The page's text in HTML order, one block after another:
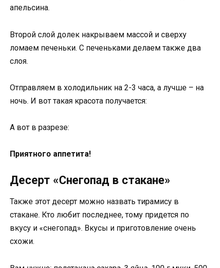
апельсина.
Второй слой долек накрываем массой и сверху
ломаем печеньки. С печеньками делаем также два
слоя.
Отправляем в холодильник на 2-3 часа, а лучше – на
ночь. И вот такая красота получается:
А вот в разрезе:
Приятного аппетита!
Десерт «Снегопад в стакане»
Также этот десерт можно назвать тирамису в
стакане. Кто любит последнее, тому придется по
вкусу и «снегопад». Вкусы и приготовление очень
схожи.